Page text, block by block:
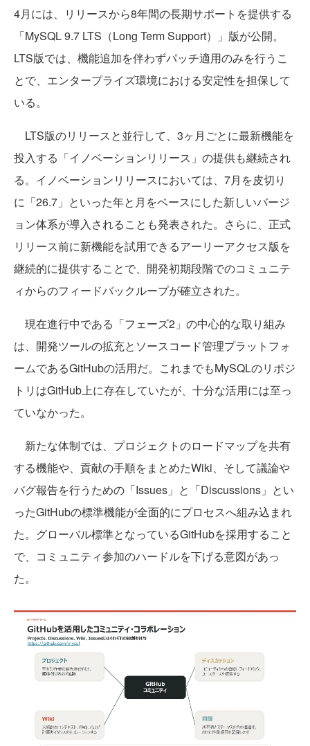
4月には、リリースから8年間の長期サポートを提供する
「MySQL 9.7 LTS（Long Term Support）」版が公開。
LTS版では、機能追加を伴わずパッチ適用のみを行うこ
とで、エンタープライズ環境における安定性を担保して
いる。
LTS版のリリースと並行して、3ヶ月ごとに最新機能を
投入する「イノベーションリリース」の提供も継続され
る。イノベーションリリースにおいては、7月を皮切り
に「26.7」といった年と月をベースにした新しいバージ
ョン体系が導入されることも発表された。さらに、正式
リリース前に新機能を試用できるアーリーアクセス版を
継続的に提供することで、開発初期段階でのコミュニテ
ィからのフィードバックループが確立された。
現在進行中である「フェーズ2」の中心的な取り組み
は、開発ツールの拡充とソースコード管理プラットフォ
ームであるGitHubの活用だ。これまでもMySQLのリポジ
トリはGitHub上に存在していたが、十分な活用には至っ
ていなかった。
新たな体制では、プロジェクトのロードマップを共有
する機能や、貢献の手順をまとめたWiki、そして議論や
バグ報告を行うための「Issues」と「Discussions」とい
ったGitHubの標準機能が全面的にプロセスへ組み込まれ
た。グローバル標準となっているGitHubを採用すること
で、コミュニティ参加のハードルを下げる意図があっ
た。